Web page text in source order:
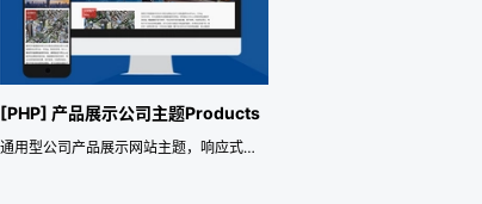
[PHP] 产品展示公司主题Products
通用型公司产品展示网站主题，响应式，自适应电脑、手机、平板电脑。